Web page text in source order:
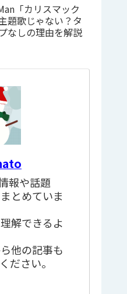
「カリスマック
題歌じゃない？タ
なしの理由を解説
報や話題
とめていま
解できるよ
他の記事も
ださい。